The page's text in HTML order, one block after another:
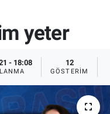
yeter
- 18:08 12
GÖSTERIM